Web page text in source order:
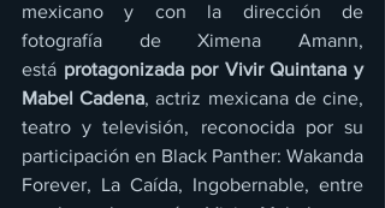
mexicano y con la dirección de
fotografía de Ximena Amann,
está protagonizada por Vivir Quintana y
Mabel Cadena, actriz mexicana de cine,
teatro y televisión, reconocida por su
participación en Black Panther: Wakanda
Forever, La Caída, Ingobernable, entre